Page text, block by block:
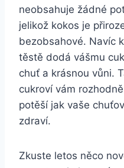
neobsahuje žádné
jelikož kokos je
bezobsahové. Navíc
těstě dodá vášmu
chuť a krásnou vůni.
cukroví vám
potěší jak vaše
zdraví.
Zkuste letos něco